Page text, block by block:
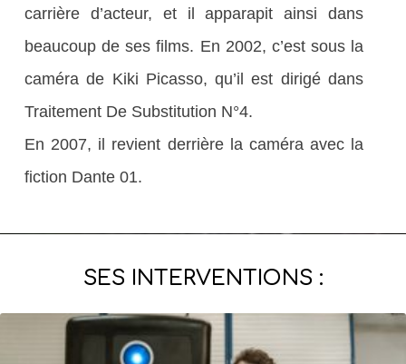
carrière d’acteur, et il apparapit ainsi dans
beaucoup de ses films. En 2002, c’est sous la
caméra de Kiki Picasso, qu’il est dirigé dans
Traitement De Substitution N°4.
En 2007, il revient derrière la caméra avec la
fiction Dante 01.
SES INTERVENTIONS :